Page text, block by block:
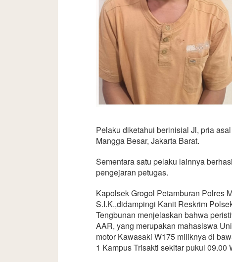
Pelaku diketahui berinisial Jl, pria
Mangga Besar, Jakarta Barat.
Sementara satu pelaku lainnya
pengejaran petugas.
Kapolsek Grogol Petamburan Polres
S.I.K.,didampingi Kanit Reskrim
Tengbunan menjelaskan bahwa
AAR, yang merupakan mahasiswa
motor Kawasaki W175 miliknya di
1 Kampus Trisakti sekitar pukul 09.00